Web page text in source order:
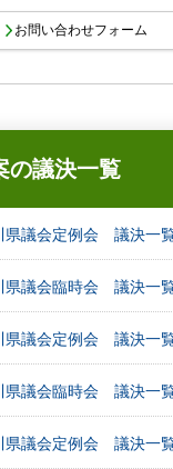
の議決一覧
県議会定例会 議決一
県議会臨時会 議決一
県議会定例会 議決一
県議会臨時会 議決一
県議会定例会 議決一